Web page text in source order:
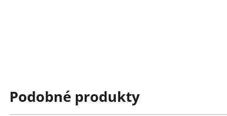
Podobné produkty